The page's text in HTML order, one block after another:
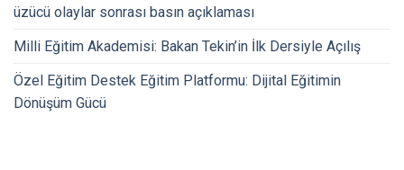
üzücü olaylar sonrası basın açıklaması
Milli Eğitim Akademisi: Bakan Tekin’in İlk Dersiyle Açılış
Özel Eğitim Destek Eğitim Platformu: Dijital Eğitimin
Dönüşüm Gücü